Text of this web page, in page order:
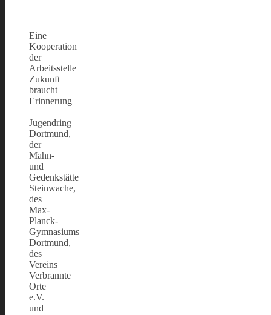
Eine
Kooperation
der
Arbeitsstelle
Zukunft
braucht
Erinnerung
–
Jugendring
Dortmund,
der
Mahn-
und
Gedenkstätte
Steinwache,
des
Max-
Planck-
Gymnasiums
Dortmund,
des
Vereins
Verbrannte
Orte
e.V.
und